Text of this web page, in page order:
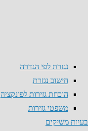
נגזרת לפי הגדרה
חישוב נגזרת
הוכחת גזירות לפונקציה
משפטי גזירות
בעיות משיקים